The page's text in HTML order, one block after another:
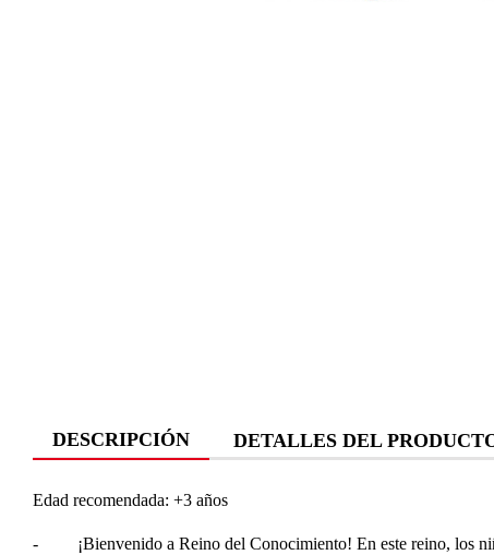
DESCRIPCIÓN DETALLES DEL
Edad recomendada: +3 años
-
¡Bienvenido a Reino del Conocimiento! En este reino, los